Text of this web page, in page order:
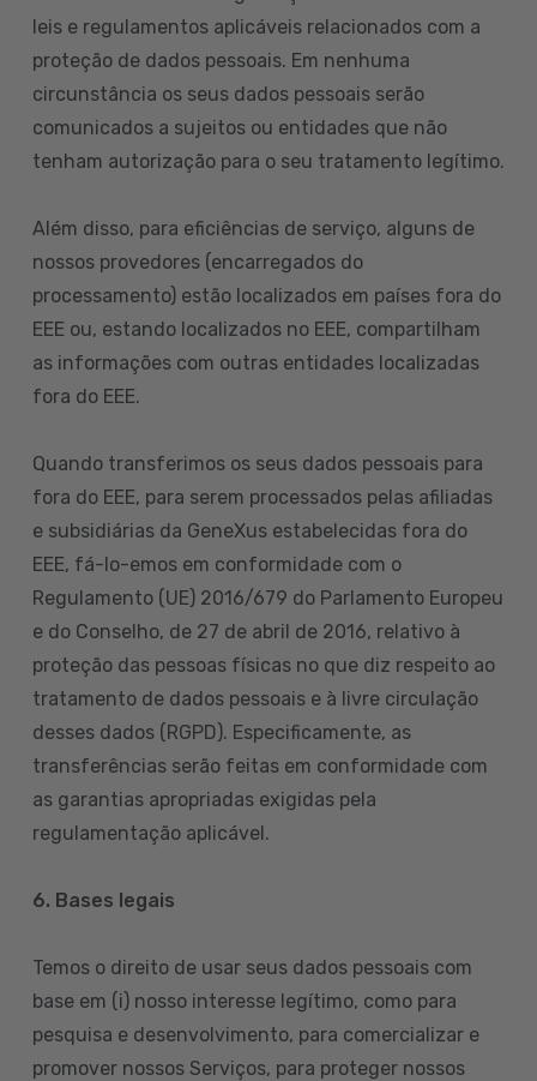
leis e regulamentos aplicáveis relacionados com a
proteção de dados pessoais. Em nenhuma
circunstância os seus dados pessoais serão
comunicados a sujeitos ou entidades que não
tenham autorização para o seu tratamento legítimo.
Além disso, para eficiências de serviço, alguns de
nossos provedores (encarregados do
processamento) estão localizados em países fora do
EEE ou, estando localizados no EEE, compartilham
as informações com outras entidades localizadas
fora do EEE.
Quando transferimos os seus dados pessoais para
fora do EEE, para serem processados pelas afiliadas
e subsidiárias da GeneXus estabelecidas fora do
EEE, fá-lo-emos em conformidade com o
Regulamento (UE) 2016/679 do Parlamento Europeu
e do Conselho, de 27 de abril de 2016, relativo à
proteção das pessoas físicas no que diz respeito ao
tratamento de dados pessoais e à livre circulação
desses dados (RGPD). Especificamente, as
transferências serão feitas em conformidade com
as garantias apropriadas exigidas pela
regulamentação aplicável.
6. Bases legais
Temos o direito de usar seus dados pessoais com
base em (i) nosso interesse legítimo, como para
pesquisa e desenvolvimento, para comercializar e
promover nossos Serviços, para proteger nossos